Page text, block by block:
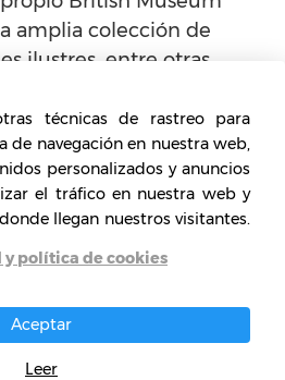
amplia colección de
ilustres, entre otras
de arte en
técnicas de rastreo para
de navegación en nuestra web,
personalizados y anuncios
el tráfico en nuestra web y
llegan nuestros visitantes.
y política de cookies
Aceptar
Leer